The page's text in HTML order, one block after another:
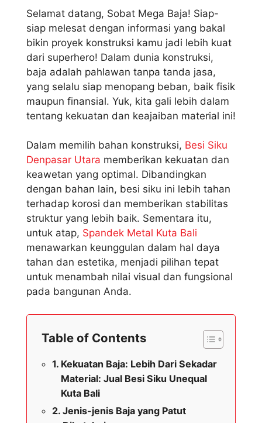
Selamat datang, Sobat Mega Baja! Siap-
siap melesat dengan informasi yang bakal
bikin proyek konstruksi kamu jadi lebih kuat
dari superhero! Dalam dunia konstruksi,
baja adalah pahlawan tanpa tanda jasa,
yang selalu siap menopang beban, baik fisik
maupun finansial. Yuk, kita gali lebih dalam
tentang kekuatan dan keajaiban material ini!
Dalam memilih bahan konstruksi, Besi Siku
Denpasar Utara memberikan kekuatan dan
keawetan yang optimal. Dibandingkan
dengan bahan lain, besi siku ini lebih tahan
terhadap korosi dan memberikan stabilitas
struktur yang lebih baik. Sementara itu,
untuk atap, Spandek Metal Kuta Bali
menawarkan keunggulan dalam hal daya
tahan dan estetika, menjadi pilihan tepat
untuk menambah nilai visual dan fungsional
pada bangunan Anda.
Table of Contents
Kekuatan Baja: Lebih Dari Sekadar
Material: Jual Besi Siku Unequal
Kuta Bali
Jenis-jenis Baja yang Patut